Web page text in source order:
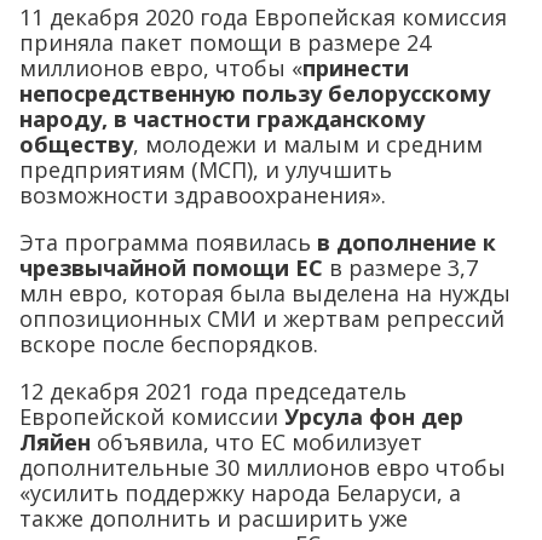
11 декабря 2020 года Европейская комиссия
приняла пакет помощи в размере 24
миллионов евро, чтобы «принести
непосредственную пользу белорусскому
народу, в частности гражданскому
обществу, молодежи и малым и средним
предприятиям (МСП), и улучшить
возможности здравоохранения».
Эта программа появилась в дополнение к
чрезвычайной помощи ЕС в размере 3,7
млн евро, которая была выделена на нужды
оппозиционных СМИ и жертвам репрессий
вскоре после беспорядков.
12 декабря 2021 года председатель
Европейской комиссии Урсула фон дер
Ляйен объявила, что ЕС мобилизует
дополнительные 30 миллионов евро чтобы
«усилить поддержку народа Беларуси, а
также дополнить и расширить уже